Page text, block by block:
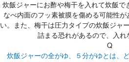
炊飯ジャーにお酢や梅干を入れて炊飯
なべ内面のフッ素被膜を傷める可能性
い。また、梅干は圧力タイプの炊飯ジャ
詰まる恐れがあるので、入れ
Q
炊飯ジャーの全がゆ、５分がゆとは、